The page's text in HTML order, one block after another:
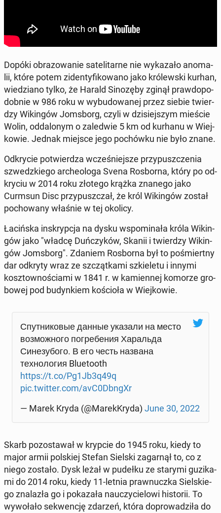
Dopóki ob­ra­zo­wa­nie sa­te­li­tar­ne nie wy­ka­za­ło ano­ma­
lii, które potem zi­den­ty­fi­ko­wa­no jako kró­lew­ski kurhan,
wie­dzia­no tylko, że Harald Si­no­zę­by zginął praw­do­po­
dob­nie w 986 roku w wy­bu­do­wa­nej przez siebie twier­
dzy Wi­kin­gów Joms­borg, czyli w dzi­siej­szym mieście
Wolin, od­da­lo­nym o za­le­d­wie 5 km od kurhanu w Wiej­
ko­wie. Jednak miejsce jego po­chów­ku nie było znane.
Od­kry­cie po­twier­dza wcze­śniej­sze przy­pusz­cze­nia
szwedz­kie­go ar­che­olo­ga Svena Ros­bor­na, który po od­
kry­ciu w 2014 roku złotego krążka znanego jako
Curmsun Disc przy­pusz­czał, że król Wi­kin­gów został
po­cho­wa­ny właśnie w tej okolicy.
Ła­ciń­ska in­skryp­cja na dysku wspo­mi­na­ła króla Wi­kin­
gów jako "władcę Duń­czy­ków, Skanii i twier­dzy Wi­kin­
gów Joms­borg". Zdaniem Ros­bor­na był to po­śmiert­ny
dar odkryty wraz ze szcząt­ka­mi szkie­le­tu i innymi
kosz­tow­no­ścia­mi w 1841 r. w ka­mien­nej komorze gro­
bo­wej pod bu­dyn­kiem ko­ścio­ła w Wiej­ko­wie.
Спутниковые данные указали на место
возможного погребения Харальда
Синезубого. В его честь названа
технология Blu­eto­oth
https://t.co/Pg1Jb3q49q
pic.twitter.com/avC0DbngXr
— Marek Kryda (@Ma­rek­Kry­da) June 30, 2022
Skarb po­zo­sta­wał w krypcie do 1945 roku, kiedy to
major armii pol­skiej Stefan Sielski za­gar­nął to, co z
niego zostało. Dysk leżał w pudełku ze starymi gu­zi­ka­
mi do 2014 roku, kiedy 11-letnia pra­wnucz­ka Siel­skie­
go zna­la­zła go i po­ka­za­ła na­uczy­cie­lo­wi hi­sto­rii. To
wy­wo­ła­ło se­kwen­cję zdarzeń, która do­pro­wa­dzi­ła do